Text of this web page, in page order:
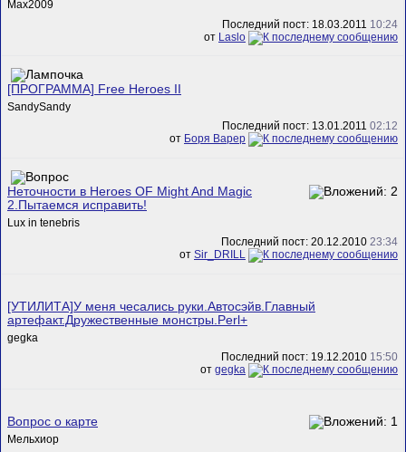
Max2009
Последний пост: 18.03.2011 10:24
от Laslo
[ПРОГРАММА] Free Heroes II
SandySandy
Последний пост: 13.01.2011 02:12
от Боря Варер
Неточности в Heroes OF Might And Magic
2.Пытаемся исправить!
Lux in tenebris
Последний пост: 20.12.2010 23:34
от Sir_DRILL
[УТИЛИТА]У меня чесались руки.Автосэйв.Главный
артефакт.Дружественные монстры.Perl+
gegka
Последний пост: 19.12.2010 15:50
от gegka
Вопрос о карте
Мельхиор